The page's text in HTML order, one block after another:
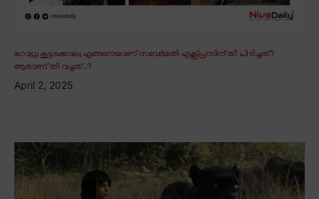
ഗോധ്ര കൂട്ടക്കൊല; എങ്ങനെയാണ് സബർമതി എക്സ്പ്രസിന് തീ പിടിച്ചത്?
ആരാണ് തീ വച്ചത്..?
April 2, 2025